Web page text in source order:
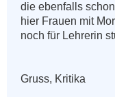
die ebenfalls
hier Frauen mit
noch für Lehrerin
Gruss, Kritika